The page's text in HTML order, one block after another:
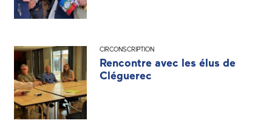
CIRCONSCRIPTION
Rencontre avec les élus de
Cléguerec